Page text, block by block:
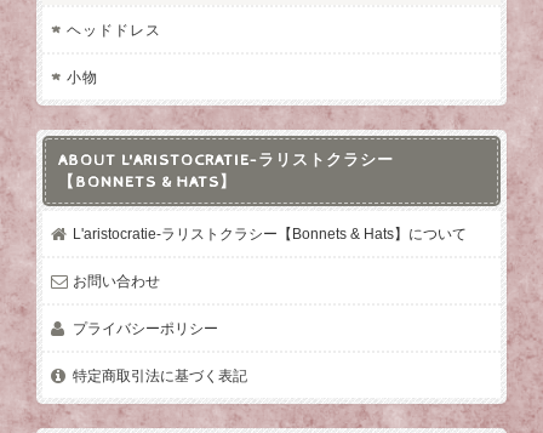
ヘッドドレス
小物
ABOUT L'ARISTOCRATIE-ラリストクラシー
【BONNETS & HATS】
L'aristocratie-ラリストクラシー【Bonnets & Hats】について
お問い合わせ
プライバシーポリシー
特定商取引法に基づく表記